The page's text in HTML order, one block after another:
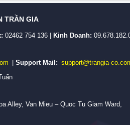
TRẦN GIA
02462 754 136 | Kinh Doanh:
Support Mail: support@trangia-
Alley, Van Mieu – Quoc Tu Giam Ward,